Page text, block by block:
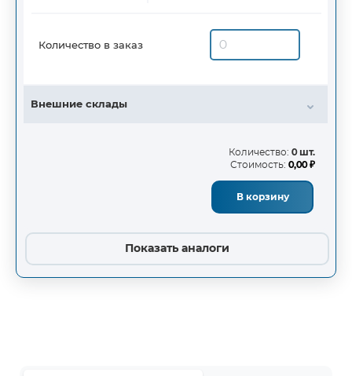
Количество в заказ
Внешние склады
Количество: 0 шт.
Стоимость: 0,00 ₽
В корзину
Показать аналоги